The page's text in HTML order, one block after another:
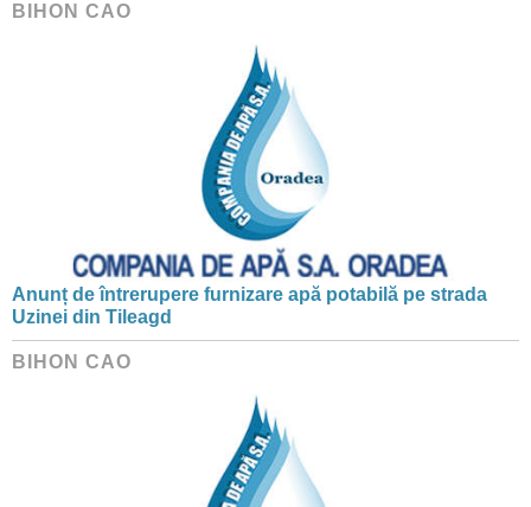
BIHON CAO
Anunț de întrerupere furnizare apă potabilă pe strada
Uzinei din Tileagd
BIHON CAO